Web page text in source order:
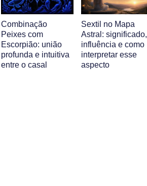
Combinação
Peixes com
Escorpião: união
profunda e intuitiva
entre o casal
Sextil no Mapa
Astral: significado,
influência e como
interpretar esse
aspecto